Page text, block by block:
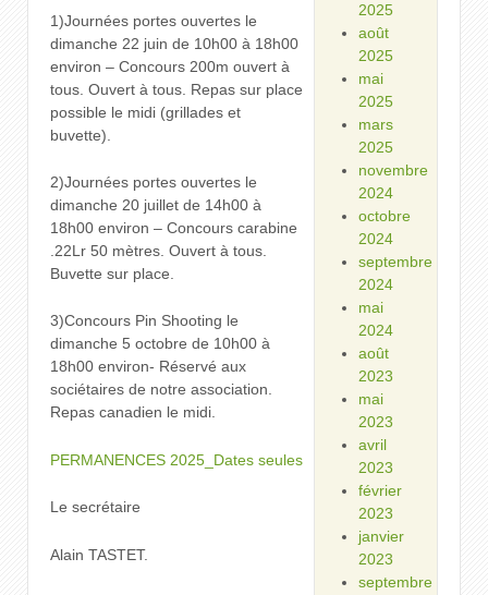
1)Journées portes ouvertes le
dimanche 22 juin de 10h00 à 18h00
environ – Concours 200m ouvert à
tous. Ouvert à tous. Repas sur place
possible le midi (grillades et
buvette).
2)Journées portes ouvertes le
dimanche 20 juillet de 14h00 à
18h00 environ – Concours carabine
.22Lr 50 mètres. Ouvert à tous.
Buvette sur place.
3)Concours Pin Shooting le
dimanche 5 octobre de 10h00 à
18h00 environ- Réservé aux
sociétaires de notre association.
Repas canadien le midi.
PERMANENCES 2025_Dates seules
Le secrétaire
Alain TASTET.
2025
août
2025
mai
2025
mars
2025
novembre
2024
octobre
2024
septembre
2024
mai
2024
août
2023
mai
2023
avril
2023
février
2023
janvier
2023
septembre